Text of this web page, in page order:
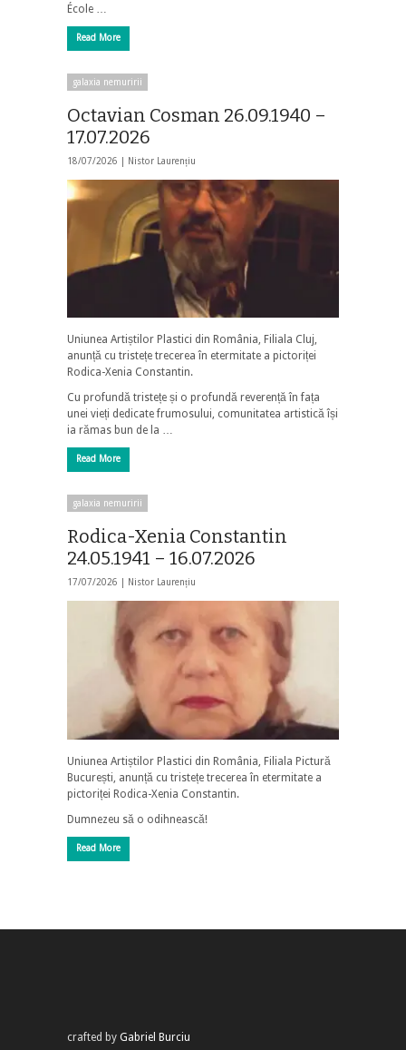
École …
Read More
galaxia nemuririi
Octavian Cosman 26.09.1940 –
17.07.2026
18/07/2026 | Nistor Laurențiu
Uniunea Artiștilor Plastici din România, Filiala Cluj,
anunță cu tristețe trecerea în etermitate a pictoriței
Rodica-Xenia Constantin.
Cu profundă tristețe și o profundă reverență în fața
unei vieți dedicate frumosului, comunitatea artistică își
ia rămas bun de la …
Read More
galaxia nemuririi
Rodica-Xenia Constantin
24.05.1941 – 16.07.2026
17/07/2026 | Nistor Laurențiu
Uniunea Artiștilor Plastici din România, Filiala Pictură
București, anunță cu tristețe trecerea în etermitate a
pictoriței Rodica-Xenia Constantin.
Dumnezeu să o odihnească!
Read More
crafted by Gabriel Burciu